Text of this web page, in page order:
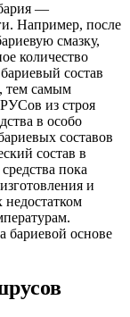
—
Например, после
смазку,
количество
состав
тем самым
из строя
в особо
составов
состав в
пока
и
бариевой основе